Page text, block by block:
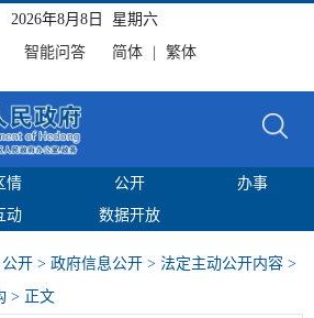
2026年8月8日 星期六
智能问答 简体 繁体
情 公开
办事
动 数据开放
公开 > 政府信息公开 > 法定主动公开内容 >
> 正文